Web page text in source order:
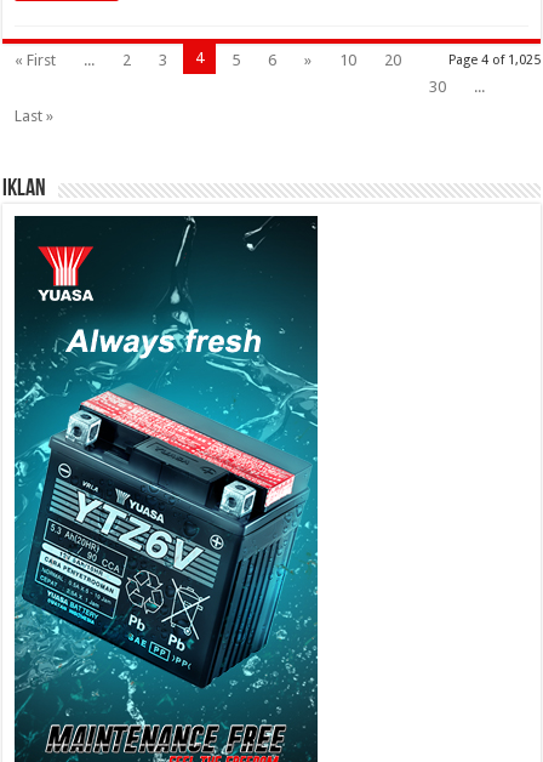
Page 4 of 1,025
« First ... 2 3 4 5 6 » 10
20
30
...
Last »
IKLAN